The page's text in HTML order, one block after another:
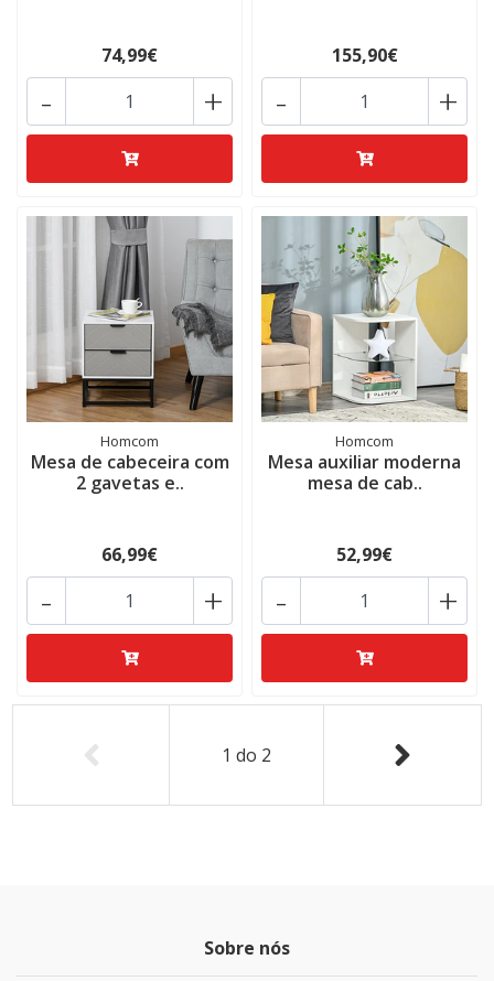
74,99€
+
-
155,90€
+
-
Homcom
Mesa de cabeceira com
2 gavetas e..
66,99€
+
-
Homcom
Mesa auxiliar moderna
mesa de cab..
52,99€
+
-
1 do 2
Sobre nós